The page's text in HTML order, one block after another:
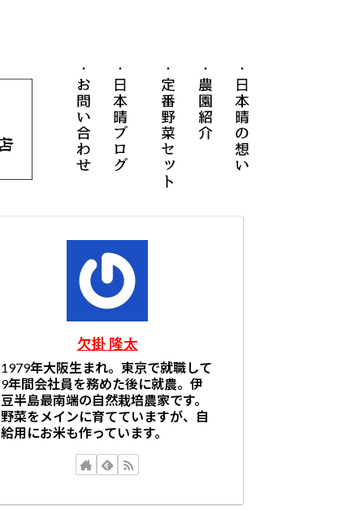
ネットショップ
お問い合わせ日本晴ブログ定番野菜セット
欠掛 隆太
1979年大阪生まれ。東京で就職して
9年間会社員を務めた後に就農。伊
豆半島最南端の自然栽培農家です。
野菜をメインに育てていますが、自
給用にお米も作っています。